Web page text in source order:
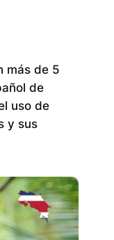
más de 5
de
uso de
y sus